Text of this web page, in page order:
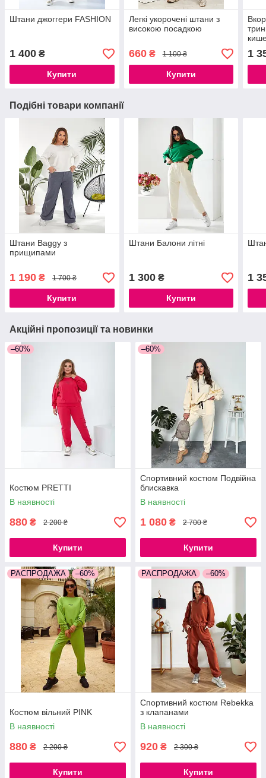
Штани джоггери FASHION
1 400 ₴
Купити
Легкі укорочені штани з
високою посадкою
660₴ 1 100 ₴
Купити
1
Подібні товари компанії
Штани Baggy з
прищипами
1 190 ₴ 1 700 ₴
Купити
Штани Балони літні
1 300₴
Купити
1
Акційні пропозиції та новинки
–60%
Костюм PRETTI
В наявності
880 ₴ 2 200 ₴
Купити
–60%
Спортивний костюм Подвійна
блискавка
В наявності
1 080 ₴ 2 700 ₴
Купити
РАСПРОДАЖА –60%
Костюм вільний PINK
В наявності
880 ₴ 2 200 ₴
Купити
РАСПРОДАЖА –60%
Спортивний костюм Rebekka
з клапанами
В наявності
920 ₴ 2 300 ₴
Купити